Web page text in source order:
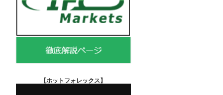
【ホットフォレックス 】